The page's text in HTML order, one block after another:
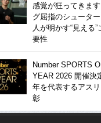
感覚が狂ってきま
グ屈指のシュータ
人が明かす“見える
要性
Number SPORTS
YEAR 2026 開催決
年を代表するアス
彰